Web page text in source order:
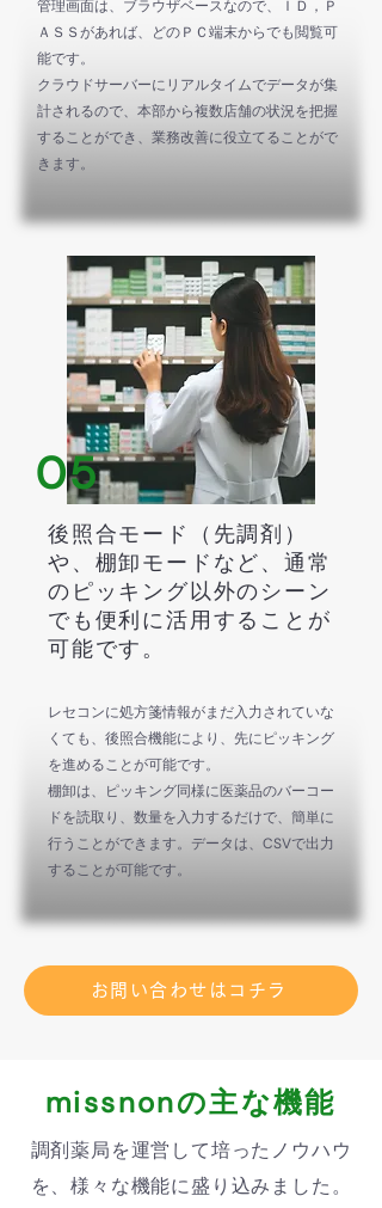
管理画面は、ブラウザベースなので、ＩＤ，Ｐ
ＡＳＳがあれば、どのＰＣ端末からでも閲覧可
能です。
クラウドサーバーにリアルタイムでデータが集
計されるので、本部から複数店舗の状況を把握
することができ、業務改善に役立てることがで
きます。
05
後照合モード（先調剤）
や、棚卸モードなど、通常
のピッキング以外のシーン
でも便利に活用することが
可能です。
レセコンに処方箋情報がまだ入力されていな
くても、後照合機能により、先にピッキング
を進めることが可能です。
棚卸は、ピッキング同様に医薬品のバーコー
ドを読取り、数量を入力するだけで、簡単に
行うことができます。データは、CSVで出力
することが可能です。
お問い合わせはコチラ
missnonの主な機能
調剤薬局を運営して培ったノウハウ
を、様々な機能に盛り込みました。